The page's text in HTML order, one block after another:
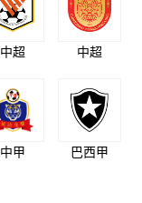
中超 中超
中甲 巴西甲